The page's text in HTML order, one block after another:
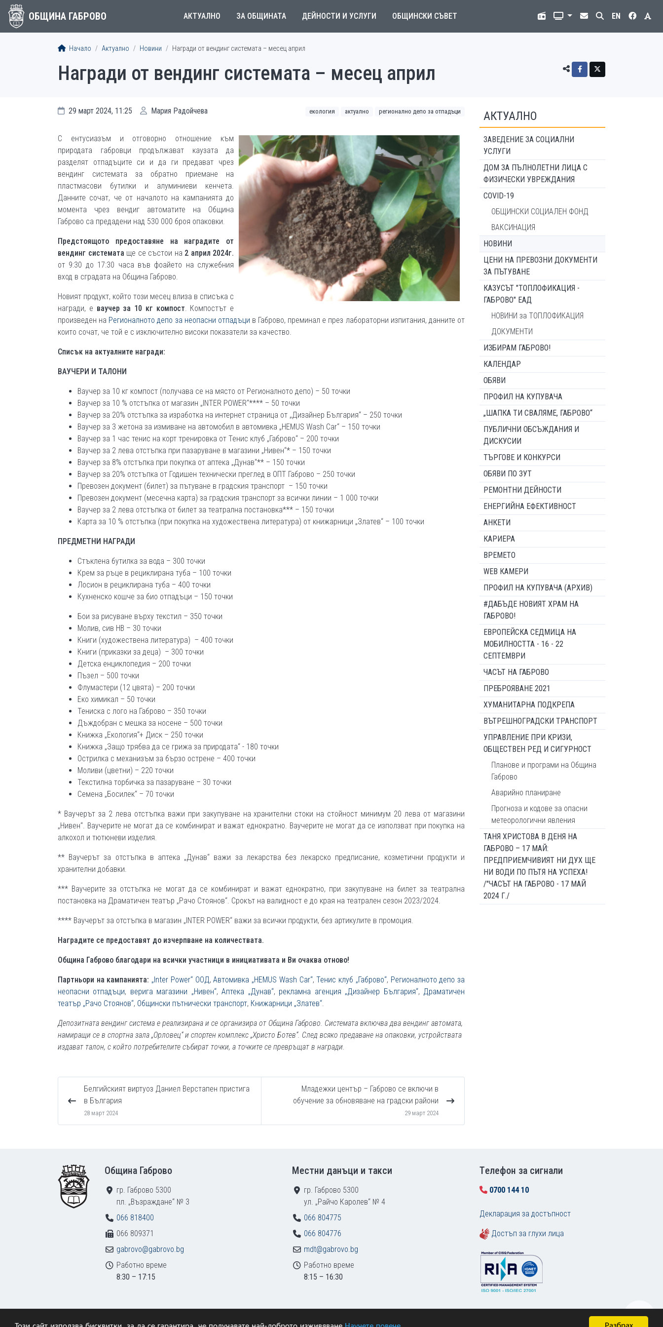
Разбрах
Този сайт използва бисквитки, за да се гарантира, че получавате най-доброто изживяване Научете повече
ОБЩИНА ГАБРОВО АКТУАЛНО ЗА ОБЩИНАТА ДЕЙНОСТИ И УСЛУГИ ОБЩИНСКИ СЪВЕТ EN
Начало Актуално Новини Награди от вендинг системата – месец април
Награди от вендинг системата – месец април
29 март 2024, 11:25 Мария Радойчева екология актуално регионално депо за отпадъци
С ентусиазъм и отговорно отношение към
природата габровци продължават каузата да
разделят отпадъците си и да ги предават чрез
вендинг системата за обратно приемане на
пластмасови бутилки и алуминиеви кенчета.
Данните сочат, че от началото на кампанията до
момента чрез вендиг автоматите на Община
Габрово са предадени над 530 000 броя опаковки.
Предстоящото предоставяне на наградите от
вендинг системата ще се състои на 2 април 2024г.
от 9:30 до 17:30 часа във фоайето на служебния
вход в сградата на Община Габрово.
Новият продукт, който този месец влиза в списъка с
награди, е ваучер за 10 кг компост. Компостът е
произведен на Регионалното депо за неопасни отпадъци в Габрово, преминал е през лабораторни изпитания, данните от
които сочат, че той е с изключително високи показатели за качество.
Списък на актуалните награди:
ВАУЧЕРИ И ТАЛОНИ
Ваучер за 10 кг компост (получава се на място от Регионалното депо) – 50 точки
Ваучер за 10 % отстъпка от магазин „INTER POWER“**** – 50 точки
Ваучер за 20% отстъпка за изработка на интернет страница от „Дизайнер България“ – 250 точки
Ваучер за 3 жетона за измиване на автомобил в автомивка „HEMUS Wash Car“ – 150 точки
Ваучер за 1 час тенис на корт тренировка от Тенис клуб „Габрово“ – 200 точки
Ваучер за 2 лева отстъпка при пазаруване в магазини „Нивен“* – 150 точки
Ваучер за 8% отстъпка при покупка от аптека „Дунав“** – 150 точки
Ваучер за 20% отстъпка от Годишен технически преглед в ОПТ Габрово – 250 точки
Превозен документ (билет) за пътуване в градския транспорт – 150 точки
Превозен документ (месечна карта) за градския транспорт за всички линии – 1 000 точки
Ваучер за 2 лева отстъпка от билет за театрална постановка*** – 150 точки
Карта за 10 % отстъпка (при покупка на художествена литература) от книжарници „Златев“ – 100 точки
ПРЕДМЕТНИ НАГРАДИ
Стъклена бутилка за вода – 300 точки
Крем за ръце в рециклирана туба – 100 точки
Лосион в рециклирана туба – 400 точки
Кухненско кошче за био отпадъци – 150 точки
Бои за рисуване върху текстил – 350 точки
Молив, сив НВ – 30 точки
Книги (художествена литература) – 400 точки
Книги (приказки за деца) – 300 точки
Детска енциклопедия – 200 точки
Пъзел – 500 точки
Флумастери (12 цвята) – 200 точки
Еко химикал – 50 точки
Тениска с лого на Габрово – 350 точки
Дъждобран с мешка за носене – 500 точки
Книжка „Екология“+ Диск – 250 точки
Книжка „Защо трябва да се грижа за природата“ - 180 точки
Острилка с механизъм за бързо острене – 400 точки
Моливи (цветни) – 220 точки
Текстилна торбичка за пазаруване – 30 точки
Семена „Босилек“ – 70 точки
* Ваучерът за 2 лева отстъпка важи при закупуване на хранителни стоки на стойност минимум 20 лева от магазини
„Нивен“. Ваучерите не могат да се комбинират и важат еднократно. Ваучерите не могат да се използват при покупка на
алкохол и тютюневи изделия.
** Ваучерът за отстъпка в аптека „Дунав“ важи за лекарства без лекарско предписание, козметични продукти и
хранителни добавки.
*** Ваучерите за отстъпка не могат да се комбинират и важат еднократно, при закупуване на билет за театрална
постановка на Драматичен театър „Рачо Стоянов“. Срокът на валидност е до края на театрален сезон 2023/2024.
**** Ваучерът за отстъпка в магазин „INTER POWER“ важи за всички продукти, без артикулите в промоция.
Наградите се предоставят до изчерпване на количествата.
Община Габрово благодари на всички участници в инициативата и Ви очаква отново!
Партньори на кампанията: „Inter Power“ ООД,Автомивка „HEMUS Wash Car“,Тенис клуб „Габрово“, Регионалното депо за
неопасни отпадъци, верига магазини „Нивен“,Аптека „Дунав“, рекламна агенция „Дизайнер България“, Драматичен
театър „Рачо Стоянов“, Общински пътнически транспорт, Книжарници „Златев“.
Депозитната вендинг система е реализирана и се организира от Община Габрово. Системата включва два вендинг автомата,
намиращи се в спортна зала „Орловец“ и спортен комплекс „Христо Ботев“. След всяко предаване на опаковки, устройствата
издават талон, с който потребителите събират точки, а точките се превръщат в награди.
Белгийският виртуоз Даниел Верстапен пристига
в България
28 март 2024
Младежки център – Габрово се включи в
обучение за обновяване на градски райони
29 март 2024
АКТУАЛНО
ЗАВЕДЕНИЕ ЗА СОЦИАЛНИ
УСЛУГИ
ДОМ ЗА ПЪЛНОЛЕТНИ ЛИЦА С
ФИЗИЧЕСКИ УВРЕЖДАНИЯ
COVID-19
ОБЩИНСКИ СОЦИАЛЕН ФОНД
ВАКСИНАЦИЯ
НОВИНИ
ЦЕНИ НА ПРЕВОЗНИ ДОКУМЕНТИ
ЗА ПЪТУВАНЕ
КАЗУСЪТ "ТОПЛОФИКАЦИЯ -
ГАБРОВО" ЕАД
НОВИНИ за ТОПЛОФИКАЦИЯ
ДОКУМЕНТИ
ИЗБИРАМ ГАБРОВО!
КАЛЕНДАР
ОБЯВИ
ПРОФИЛ НА КУПУВАЧА
„ШАПКА ТИ СВАЛЯМЕ, ГАБРОВО“
ПУБЛИЧНИ ОБСЪЖДАНИЯ И
ДИСКУСИИ
ТЪРГОВЕ И КОНКУРСИ
ОБЯВИ ПО ЗУТ
РЕМОНТНИ ДЕЙНОСТИ
ЕНЕРГИЙНА ЕФЕКТИВНОСТ
АНКЕТИ
КАРИЕРА
ВРЕМЕТО
WEB КАМЕРИ
ПРОФИЛ НА КУПУВАЧА (АРХИВ)
#ДАБЪДЕ НОВИЯТ ХРАМ НА
ГАБРОВО!
ЕВРОПЕЙСКА СЕДМИЦА НА
МОБИЛНОСТТА - 16 - 22
СЕПТЕМВРИ
ЧАСЪТ НА ГАБРОВО
ПРЕБРОЯВАНЕ 2021
ХУМАНИТАРНА ПОДКРЕПА
ВЪТРЕШНОГРАДСКИ ТРАНСПОРТ
УПРАВЛЕНИЕ ПРИ КРИЗИ,
ОБЩЕСТВЕН РЕД И СИГУРНОСТ
Планове и програми на Община
Габрово
Аварийно планиране
Прогноза и кодове за опасни
метеорологични явления
ТАНЯ ХРИСТОВА В ДЕНЯ НА
ГАБРОВО – 17 МАЙ:
ПРЕДПРИЕМЧИВИЯТ НИ ДУХ ЩЕ
НИ ВОДИ ПО ПЪТЯ НА УСПЕХА!
/"ЧАСЪТ НА ГАБРОВО - 17 МАЙ
2024 Г./
Община Габрово
гр. Габрово 5300
пл. „Възраждане“ № 3
066 818400
066 809371
gabrovo@gabrovo.bg
Работно време
8:30 – 17:15
Местни данъци и такси
гр. Габрово 5300
ул. „Райчо Каролев“ № 4
066 804775
066 804776
mdt@gabrovo.bg
Работно време
8:15 – 16:30
Tелефон за сигнали
0700 144 10
Декларация за достъпност
Достъп за глухи лица